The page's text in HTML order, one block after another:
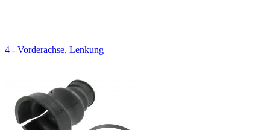
4 - Vorderachse, Lenkung